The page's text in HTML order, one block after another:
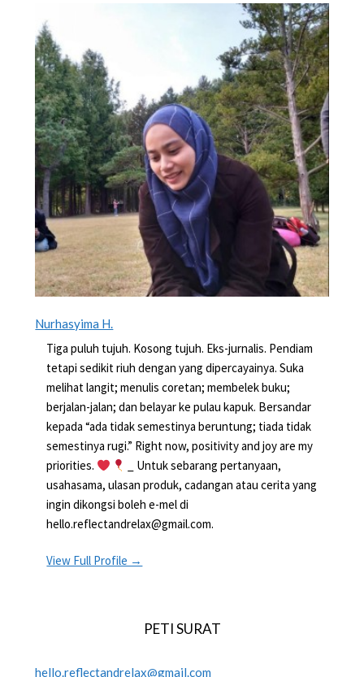
Nurhasyima H.
Tiga puluh tujuh. Kosong tujuh. Eks-jurnalis. Pendiam
tetapi sedikit riuh dengan yang dipercayainya. Suka
melihat langit; menulis coretan; membelek buku;
berjalan-jalan; dan belayar ke pulau kapuk. Bersandar
kepada “ada tidak semestinya beruntung; tiada tidak
semestinya rugi.” Right now, positivity and joy are my
priorities.
_ Untuk sebarang pertanyaan,
usahasama, ulasan produk, cadangan atau cerita yang
ingin dikongsi boleh e-mel di
hello.reflectandrelax@gmail.com.
View Full Profile →
PETI SURAT
hello.reflectandrelax@gmail.com